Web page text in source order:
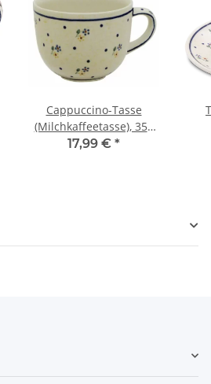
Cappuccino-Tasse
(Milchkaffeetasse), 350
ml, Ø10 cm Dekor 111
17,99 € *